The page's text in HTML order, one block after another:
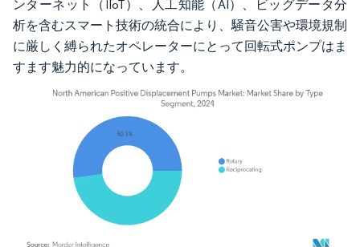
ンターネット（IIoT）、人工知能（AI）、ビッグデータ分
析を含むスマート技術の統合により、騒音公害や環境規制
に厳しく縛られたオペレーターにとって回転式ポンプはま
すます魅力的になっています。